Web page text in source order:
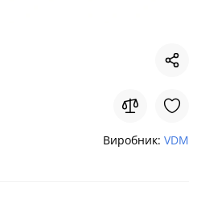
Виробник: VDM